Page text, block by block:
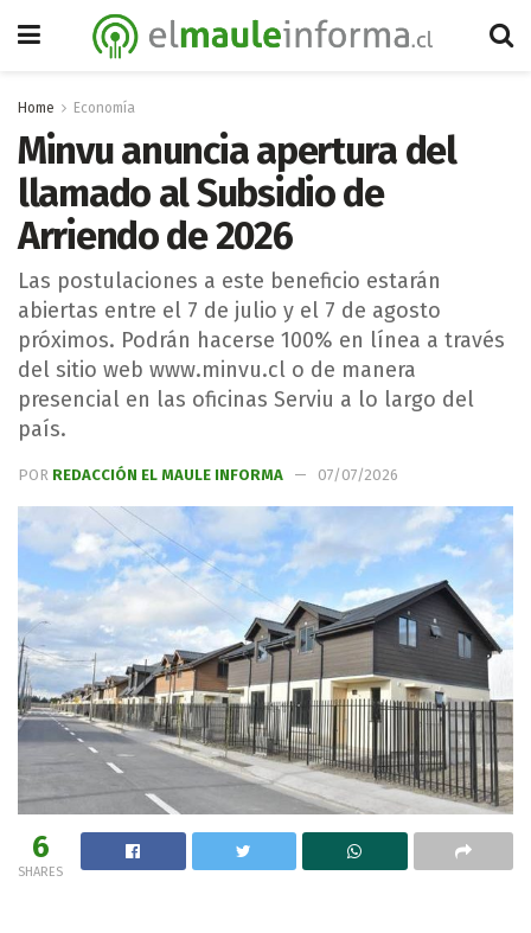
Home Economía
Minvu anuncia apertura del
llamado al Subsidio de
Arriendo de 2026
Las postulaciones a este beneficio estarán
abiertas entre el 7 de julio y el 7 de agosto
próximos. Podrán hacerse 100% en línea a través
del sitio web www.minvu.cl o de manera
presencial en las oficinas Serviu a lo largo del
país.
POR REDACCIÓN EL MAULE INFORMA 07/07/2026
6
SHARES